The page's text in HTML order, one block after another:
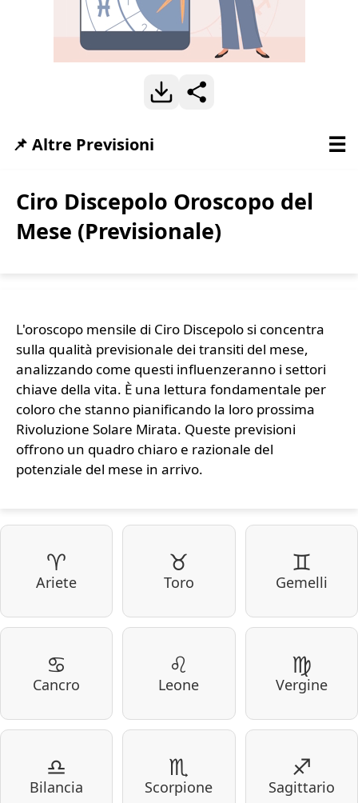
Ciro Discepolo Oroscopo del
Mese (Previsionale)
L'oroscopo mensile di Ciro Discepolo si concentra
sulla qualità previsionale dei transiti del mese,
analizzando come questi influenzeranno i settori
chiave della vita. È una lettura fondamentale per
coloro che stanno pianificando la loro prossima
Rivoluzione Solare Mirata. Queste previsioni
offrono un quadro chiaro e razionale del
potenziale del mese in arrivo.
♈
Ariete
♉
Toro
♊
Gemelli
♋
Cancro
♌
Leone
♍
Vergine
♎
Bilancia
♏
Scorpione
♐
Sagittario
📌 Altre Previsioni ☰